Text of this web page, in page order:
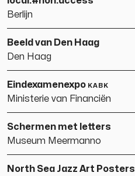
Berlijn
Beeld van Den Haag
Den Haag
Eindexamenexpo kabk
Ministerie van Financiën
Schermen met letters
Museum Meermanno
North Sea Jazz Art Posters